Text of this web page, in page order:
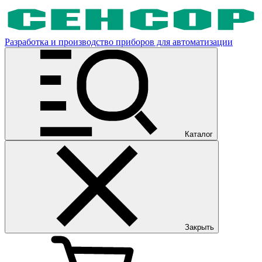
Разработка и производство приборов для автоматизации
Каталог
Закрыть